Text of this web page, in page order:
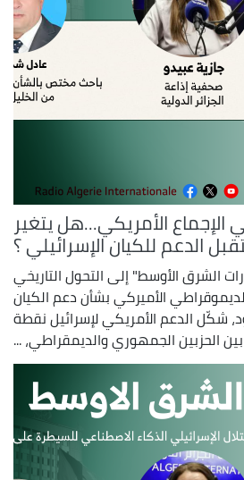
الأمريكي...هل يتغير
الدعم للكيان الإسرائيلي ؟
الشرق الأوسط" إلى التحول التاريخي
الأميركي بشأن دعم الكيان
شكّل الدعم الأمريكي لإسرائيل نقطة
بين الحزبين الجمهوري والديمقراطي، ...